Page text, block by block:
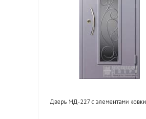
Дверь МД-227 с элементами ковки